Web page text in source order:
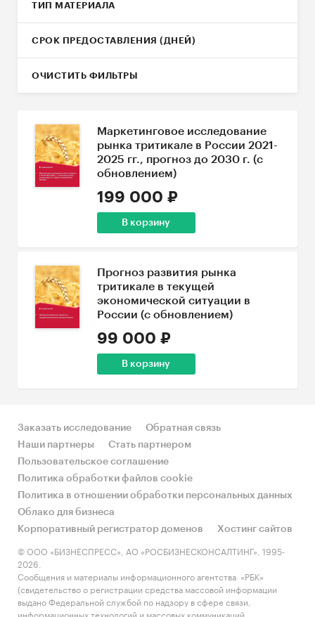
ТИП МАТЕРИАЛА
СРОК ПРЕДОСТАВЛЕНИЯ (ДНЕЙ)
ОЧИСТИТЬ ФИЛЬТРЫ
Маркетинговое исследование
рынка тритикале в России 2021-
2025 гг., прогноз до 2030 г. (с
обновлением)
199 000 ₽
В корзину
Прогноз развития рынка
тритикале в текущей
экономической ситуации в
России (с обновлением)
99 000 ₽
В корзину
Заказать исследование
Обратная связь
Наши партнеры
Стать партнером
Пользовательское соглашение
Политика обработки файлов cookie
Политика в отношении обработки персональных данных
Облако для бизнеса
Корпоративный регистратор доменов
Хостинг сайтов
© ООО «БИЗНЕСПРЕСС», АО «РОСБИЗНЕСКОНСАЛТИНГ», 1995-
2026.
Сообщения и материалы информационного агентства «РБК»
(свидетельство о регистрации средства массовой информации
выдано Федеральной службой по надзору в сфере связи,
информационных технологий и массовых коммуникаций